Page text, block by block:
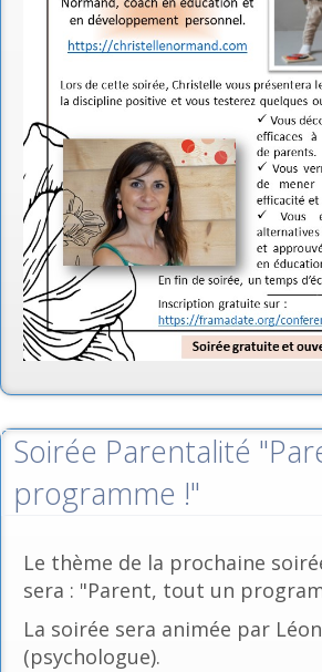
Soirée Parentalité
programme !"
Le thème de la prochaine
sera : "Parent, tout un
La soirée sera animée par
(psychologue).